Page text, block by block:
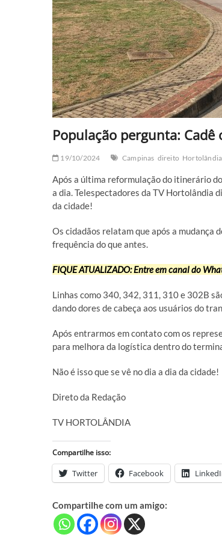
População pergunta: Cadê
19/10/2024 Campinas direito Hortolândia
Após a última reformulação do itinerário
a dia. Telespectadores da TV Hortolândia
da cidade!
Os cidadãos relatam que após a mudança
frequência do que antes.
FIQUE ATUALIZADO: Entre em canal do
Linhas como 340, 342, 311, 310 e 302B
dando dores de cabeça aos usuários do
Após entrarmos em contato com os
para melhora da logística dentro do
Não é isso que se vê no dia a dia da cidade!
Direto da Redação
TV HORTOLÂNDIA
Compartilhe isso:
Twitter Facebook
Compartilhe com um amigo: